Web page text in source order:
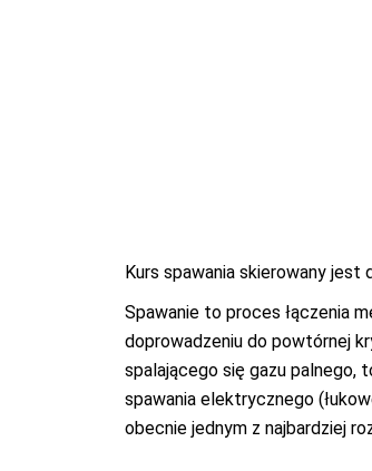
Kurs spawania skierowany
Spawanie to proces łączenia
doprowadzeniu do powtórnej
spalającego się gazu palnego,
spawania elektrycznego
obecnie jednym z najbardziej